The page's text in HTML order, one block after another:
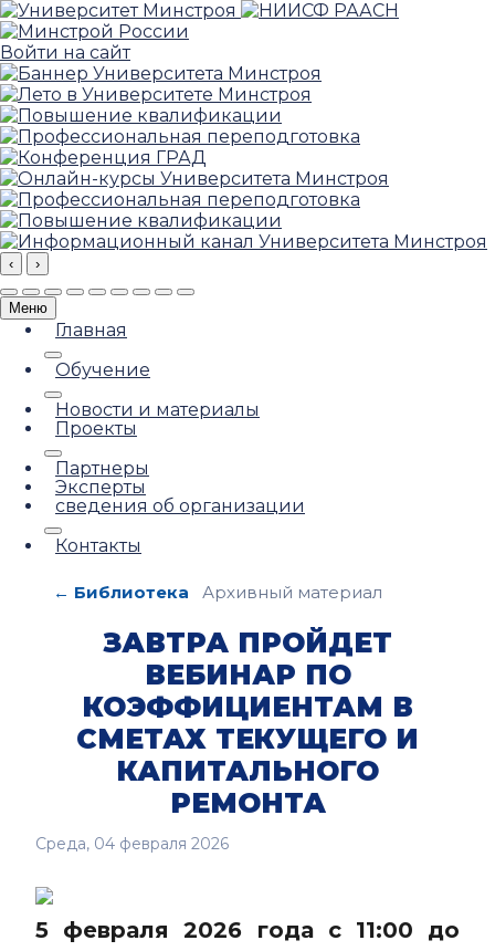
Войти на сайт
‹ ›
Меню
Главная
Обучение
Новости и материалы
Проекты
Партнеры
Эксперты
сведения об организации
Контакты
← Библиотека Архивный материал
ЗАВТРА ПРОЙДЕТ
ВЕБИНАР ПО
КОЭФФИЦИЕНТАМ В
СМЕТАХ ТЕКУЩЕГО И
КАПИТАЛЬНОГО
РЕМОНТА
Среда, 04 февраля 2026
5 февраля 2026 года с 11:00 до